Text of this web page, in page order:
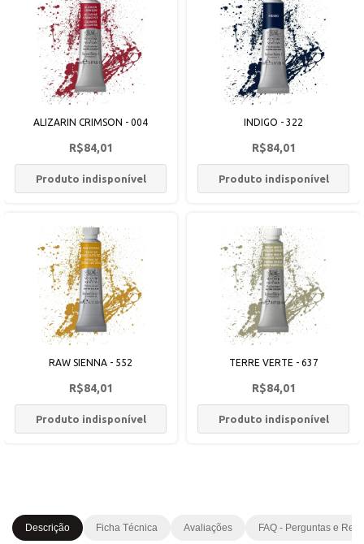
ALIZARIN CRIMSON - 004
R$84,01
Produto indisponível
INDIGO - 322
R$84,01
Produto indisponível
RAW SIENNA - 552
R$84,01
Produto indisponível
TERRE VERTE - 637
R$84,01
Produto indisponível
Descrição Ficha Técnica Avaliações FAQ - Perguntas e